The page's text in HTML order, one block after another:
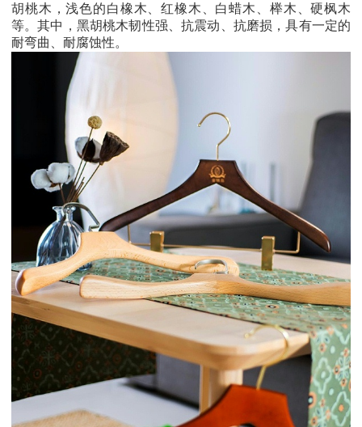
胡桃木，浅色的白橡木、红橡木、白蜡木、榉木、硬枫木
等。其中，黑胡桃木韧性强、抗震动、抗磨损，具有一定的
耐弯曲、耐腐蚀性。